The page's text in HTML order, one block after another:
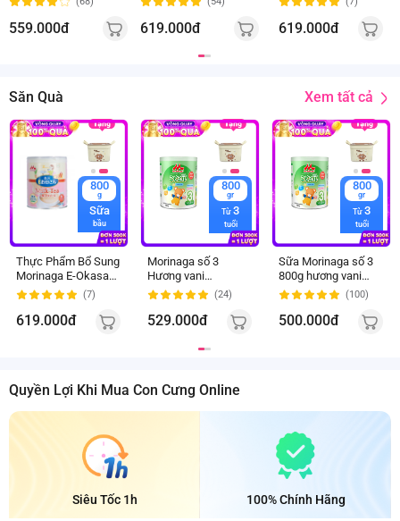
559.000đ 619.000đ 619.000đ
Săn Quà Xem tất cả
800
g
Sữa
bầu
Thực Phẩm Bổ Sung
Morinaga E-Okasan
Hương Trà Sữa cho
mẹ, 800g
(7)
619.000đ
800
gr
Từ 3
tuổi
Morinaga số 3
Hương vani
(Kodomil), trên 3
tuổi, 800g
(24)
529.000đ
800
gr
Từ 3
tuổi
Sữa Morinaga số 3
800g hương vani
(Kodomil, trên 3 tuổi)
(100)
500.000đ
Quyền Lợi Khi Mua Con Cưng Online
Siêu Tốc 1h 100% Chính Hãng